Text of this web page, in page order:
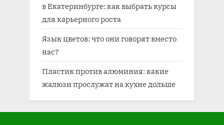
в Екатеринбурге: как выбрать курсы
для карьерного роста
Язык цветов: что они говорят вместо
нас?
Пластик против алюминия: какие
жалюзи прослужат на кухне дольше